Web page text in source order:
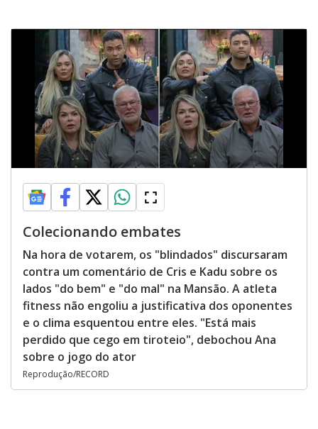
Colecionando embates
Na hora de votarem, os "blindados" discursaram
contra um comentário de Cris e Kadu sobre os
lados "do bem" e "do mal" na Mansão. A atleta
fitness não engoliu a justificativa dos oponentes
e o clima esquentou entre eles. "Está mais
perdido que cego em tiroteio", debochou Ana
sobre o jogo do ator
Reprodução/RECORD